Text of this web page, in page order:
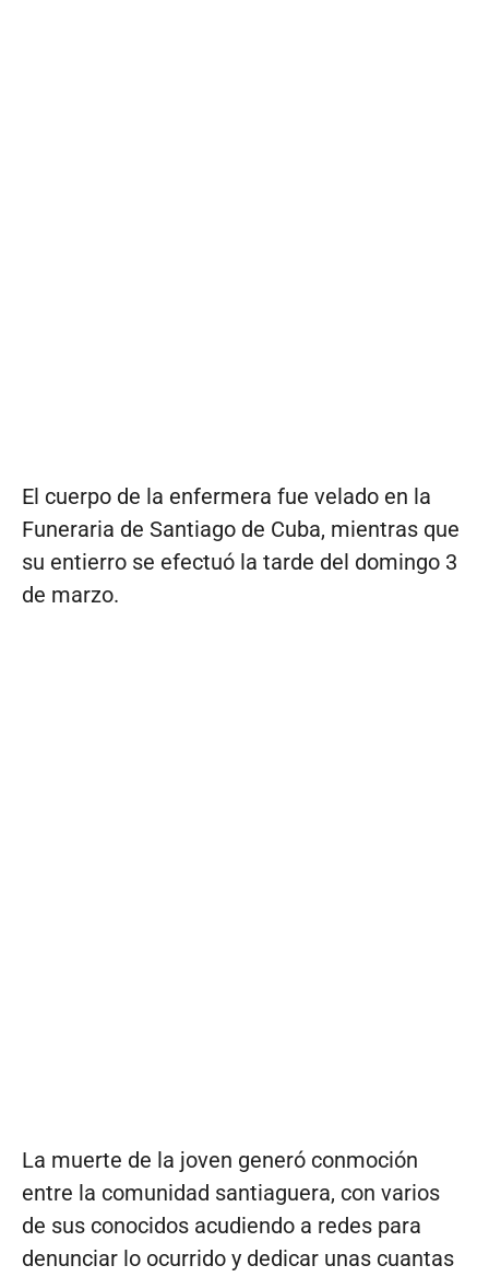
El cuerpo de la enfermera fue velado en la
Funeraria de Santiago de Cuba, mientras que
su entierro se efectuó la tarde del domingo 3
de marzo.
La muerte de la joven generó conmoción
entre la comunidad santiaguera, con varios
de sus conocidos acudiendo a redes para
denunciar lo ocurrido y dedicar unas cuantas